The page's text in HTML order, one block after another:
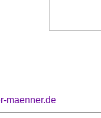
maenner.de